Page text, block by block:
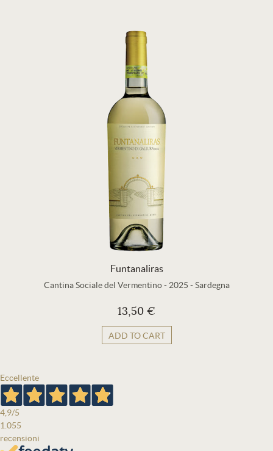
Funtanaliras
Cantina Sociale del Vermentino - 2025 -Sardegna
13,50 €
ADD TO CART
Eccellente
4,9/5
1.055
recensioni